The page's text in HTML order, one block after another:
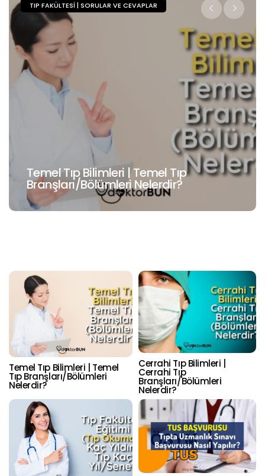
TIP FAKÜLTESI | SORULAR VE CEVAPLAR
Cerrahi Tıp Bilimleri | Cerrahi Tıp
Branşları/Bölümleri Nelerdir?
Temel Tıp Bilimleri | Temel
Tıp Branşları/Bölümleri
Nelerdir?
Cerrahi Tıp Bilimleri |
Cerrahi Tıp
Branşları/Bölümleri
Nelerdir?